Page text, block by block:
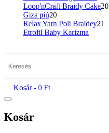
Loop'nCraft Braidy Cake20
Giza piú20
Relax Yarn Poli Braidey21
Etrofil Baby Karizma
Kosár - 0 Ft
Kosár